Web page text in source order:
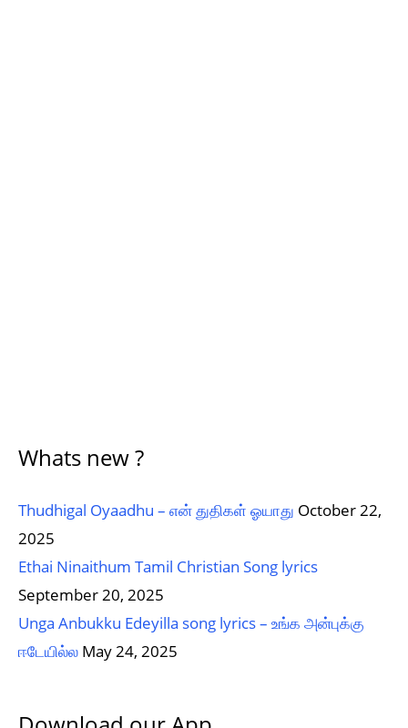
Whats new ?
Thudhigal Oyaadhu – என் துதிகள் ஓயாது October 22,
2025
Ethai Ninaithum Tamil Christian Song lyrics
September 20, 2025
Unga Anbukku Edeyilla song lyrics – உங்க அன்புக்கு
ஈடேயில்ல May 24, 2025